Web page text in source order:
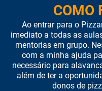
COMO
Ao entrar para o
imediato a todas as
mentorias em grupo.
com a minha ajuda
necessário para
além de ter a
donos de